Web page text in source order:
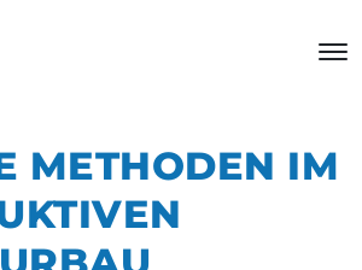
METHODEN IM